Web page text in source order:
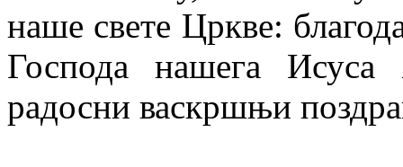
наше свете Цркве:
Господа нашега
радосни васкршњи